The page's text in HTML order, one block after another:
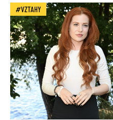
VZTAHY